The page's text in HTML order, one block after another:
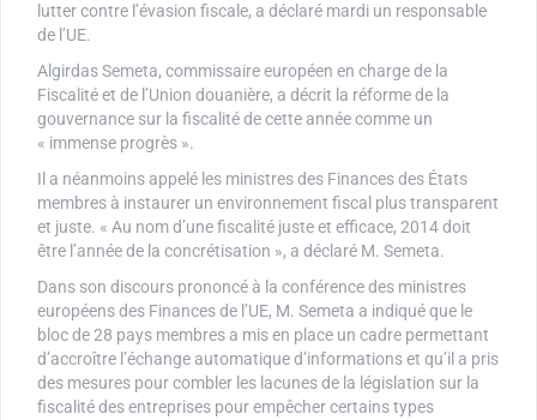
lutter contre l’évasion fiscale, a déclaré mardi un responsable
de l’UE.
Algirdas Semeta, commissaire européen en charge de la
Fiscalité et de l’Union douanière, a décrit la réforme de la
gouvernance sur la fiscalité de cette année comme un
« immense progrès ».
Il a néanmoins appelé les ministres des Finances des États
membres à instaurer un environnement fiscal plus transparent
et juste. « Au nom d’une fiscalité juste et efficace, 2014 doit
être l’année de la concrétisation », a déclaré M. Semeta.
Dans son discours prononcé à la conférence des ministres
européens des Finances de l’UE, M. Semeta a indiqué que le
bloc de 28 pays membres a mis en place un cadre permettant
d’accroître l’échange automatique d’informations et qu’il a pris
des mesures pour combler les lacunes de la législation sur la
fiscalité des entreprises pour empêcher certains types